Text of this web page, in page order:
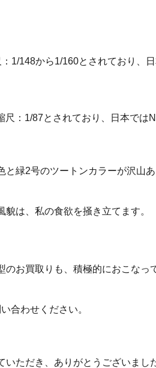
1/148から1/160とされており、
尺：1/87とされており、日本で
緑2号のツートンカラーが沢山あ
は、私の食欲を掻き立てます。
お買取りも、積極的におこなっ
合わせください。
ただき、ありがとうございまし